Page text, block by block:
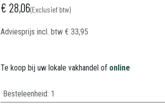
€ 28,06(Exclusief btw)
Adviesprijs incl. btw € 33,95
Te koop bij uw lokale vakhandel of online
Besteleenheid: 1